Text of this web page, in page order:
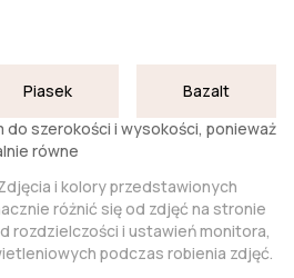
Piasek
Bazalt
do szerokości i wysokości, ponieważ
równe
i kolory przedstawionych
różnić się od zdjęć na stronie
rozdzielczości i ustawień monitora,
podczas robienia zdjęć.